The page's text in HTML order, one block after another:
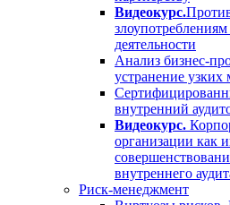
Видеокурс.
деятельности
Анализ бизнес-
устранение узких
внутренний
Видеокурс.
организации как
внутреннего
Риск-менеджмент